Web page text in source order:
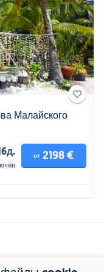
Малайского
от 2198 €